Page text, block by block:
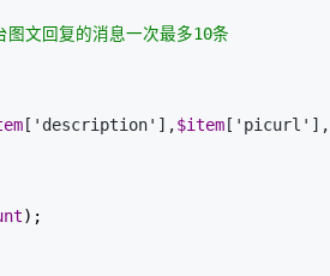
图文回复的消息一次最多10条
['description'],$item ['picurl'],
);